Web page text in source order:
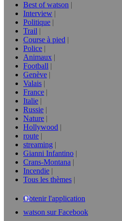
Best of watson
Interview
Politique
Trail
Course à pied
Police
Animaux
Football
Genève
Valais
France
Italie
Russie
Nature
Hollywood
route
streaming
Gianni Infantino
Crans-Montana
Incendie
Tous les thèmes
Obtenir l'application
watson sur Facebook